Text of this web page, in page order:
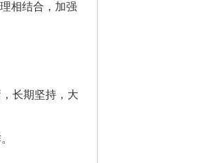
相结合，加强
长期坚持，大